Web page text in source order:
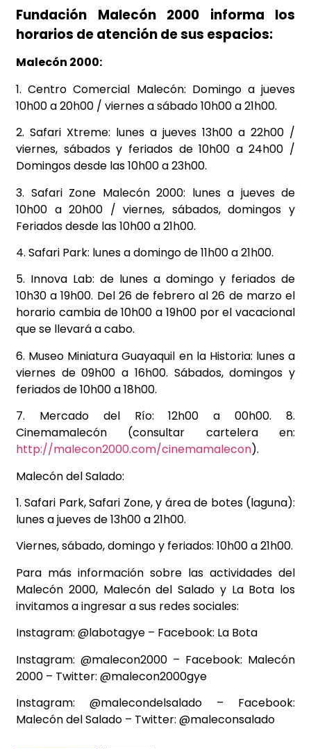
Fundación Malecón 2000 informa los
horarios de atención de sus espacios:
Malecón 2000:
1. Centro Comercial Malecón: Domingo a jueves
10h00 a 20h00 / viernes a sábado 10h00 a 21h00.
2. Safari Xtreme: lunes a jueves 13h00 a 22h00 /
viernes, sábados y feriados de 10h00 a 24h00 /
Domingos desde las 10h00 a 23h00.
3. Safari Zone Malecón 2000: lunes a jueves de
10h00 a 20h00 / viernes, sábados, domingos y
Feriados desde las 10h00 a 21h00.
4. Safari Park: lunes a domingo de 11h00 a 21h00.
5. Innova Lab: de lunes a domingo y feriados de
10h30 a 19h00. Del 26 de febrero al 26 de marzo el
horario cambia de 10h00 a 19h00 por el vacacional
que se llevará a cabo.
6. Museo Miniatura Guayaquil en la Historia: lunes a
viernes de 09h00 a 16h00. Sábados, domingos y
feriados de 10h00 a 18h00.
7. Mercado del Río: 12h00 a 00h00. 8.
Cinemamalecón (consultar cartelera en:
http://malecon2000.com/cinemamalecon).
Malecón del Salado:
1. Safari Park, Safari Zone, y área de botes (laguna):
lunes a jueves de 13h00 a 21h00.
Viernes, sábado, domingo y feriados: 10h00 a 21h00.
Para más información sobre las actividades del
Malecón 2000, Malecón del Salado y La Bota los
invitamos a ingresar a sus redes sociales:
Instagram: @labotagye – Facebook: La Bota
Instagram: @malecon2000 – Facebook: Malecón
2000 – Twitter: @malecon2000gye
Instagram: @malecondelsalado – Facebook:
Malecón del Salado – Twitter: @maleconsalado